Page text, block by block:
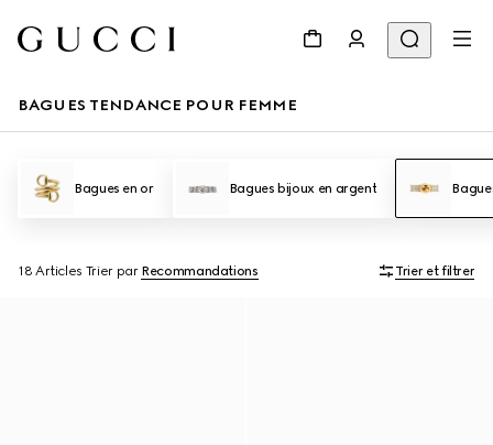
BAGUES TENDANCE POUR FEMME
Bagues en or Bagues bijoux en argent
18 Articles Trier par Recommandations Trier et filtrer